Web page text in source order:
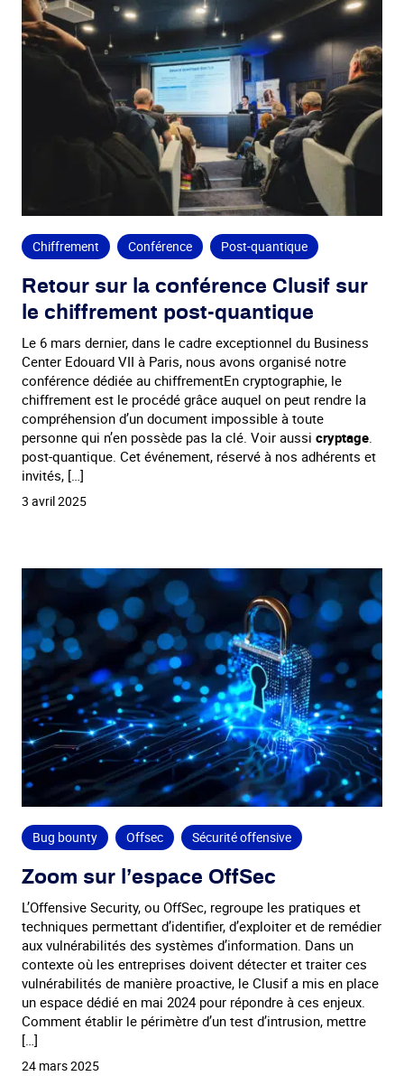
Chiffrement Conférence Post-quantique
Retour sur la conférence Clusif sur
le chiffrement post-quantique
Le 6 mars dernier, dans le cadre exceptionnel du Business
Center Edouard VII à Paris, nous avons organisé notre
conférence dédiée au chiffrementEn cryptographie, le
chiffrement est le procédé grâce auquel on peut rendre la
compréhension d’un document impossible à toute
personne qui n’en possède pas la clé. Voir aussi cryptage.
post-quantique. Cet événement, réservé à nos adhérents et
invités, […]
3 avril 2025
Bug bounty Offsec Sécurité offensive
Zoom sur l’espace OffSec
L’Offensive Security, ou OffSec, regroupe les pratiques et
techniques permettant d’identifier, d’exploiter et de remédier
aux vulnérabilités des systèmes d’information. Dans un
contexte où les entreprises doivent détecter et traiter ces
vulnérabilités de manière proactive, le Clusif a mis en place
un espace dédié en mai 2024 pour répondre à ces enjeux.
Comment établir le périmètre d’un test d’intrusion, mettre
[…]
24 mars 2025